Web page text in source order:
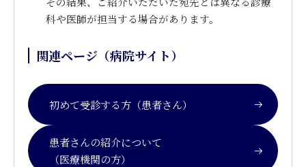
科や医師が担当する場合があります。
関連ページ（病院サイト）
初めて受診する方（患者さん）
患者さんの紹介について
（医療機関の方）